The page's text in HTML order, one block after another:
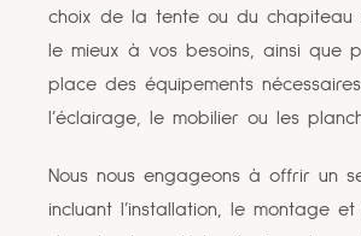
choix de la tente ou du chapiteau
le mieux à vos besoins, ainsi que
place des équipements
l’éclairage, le mobilier ou les
Nous nous engageons à offrir un
incluant l’installation, le montage